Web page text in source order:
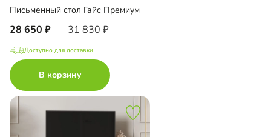
Письменный стол Гайс Премиум
28 650 31 830
Доступно для доставки
В корзину